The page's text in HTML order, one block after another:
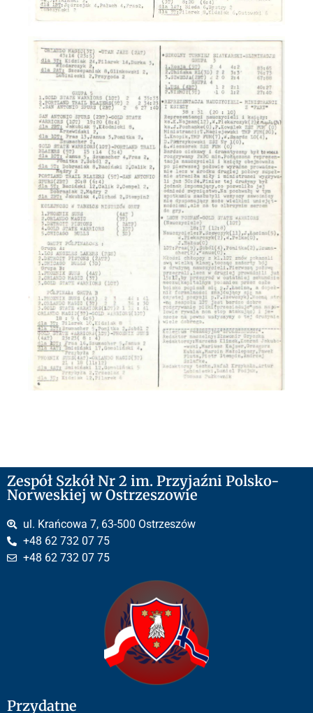
Zespół Szkół Nr 2 im. Przyjaźni Polsko-
Norweskiej w Ostrzeszowie
ul. Krańcowa 7, 63-500 Ostrzeszów
+48 62 732 07 75
+48 62 732 07 75
Przydatne